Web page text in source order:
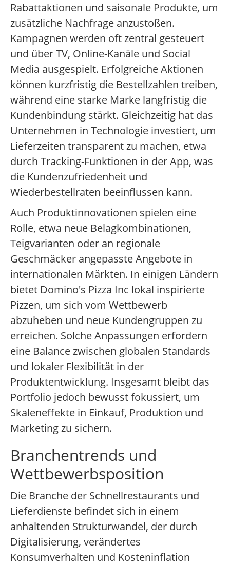
Rabattaktionen und saisonale Produkte, um
zusätzliche Nachfrage anzustoßen.
Kampagnen werden oft zentral gesteuert
und über TV, Online-Kanäle und Social
Media ausgespielt. Erfolgreiche Aktionen
können kurzfristig die Bestellzahlen treiben,
während eine starke Marke langfristig die
Kundenbindung stärkt. Gleichzeitig hat das
Unternehmen in Technologie investiert, um
Lieferzeiten transparent zu machen, etwa
durch Tracking-Funktionen in der App, was
die Kundenzufriedenheit und
Wiederbestellraten beeinflussen kann.
Auch Produktinnovationen spielen eine
Rolle, etwa neue Belagkombinationen,
Teigvarianten oder an regionale
Geschmäcker angepasste Angebote in
internationalen Märkten. In einigen Ländern
bietet Domino's Pizza Inc lokal inspirierte
Pizzen, um sich vom Wettbewerb
abzuheben und neue Kundengruppen zu
erreichen. Solche Anpassungen erfordern
eine Balance zwischen globalen Standards
und lokaler Flexibilität in der
Produktentwicklung. Insgesamt bleibt das
Portfolio jedoch bewusst fokussiert, um
Skaleneffekte in Einkauf, Produktion und
Marketing zu sichern.
Branchentrends und
Wettbewerbsposition
Die Branche der Schnellrestaurants und
Lieferdienste befindet sich in einem
anhaltenden Strukturwandel, der durch
Digitalisierung, verändertes
Konsumverhalten und Kosteninflation